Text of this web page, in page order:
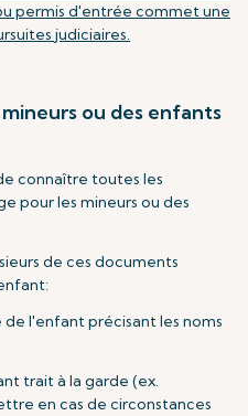
permis d'entrée commet une
judiciaires.
ou des enfants
connaître toutes les
pour les mineurs ou des
de ces documents
l'enfant précisant les noms
trait à la garde (ex.
en cas de circonstances